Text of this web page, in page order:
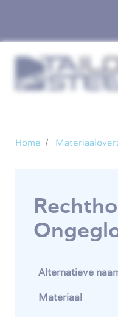
Home
Alternatieve
Materiaal